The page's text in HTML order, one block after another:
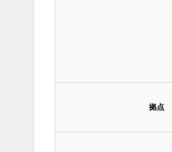
拠点